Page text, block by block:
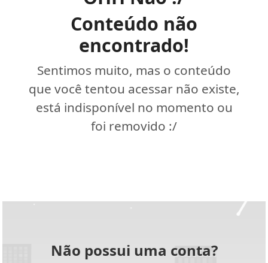
Conteúdo não
encontrado!
Sentimos muito, mas o conteúdo
que você tentou acessar não existe,
está indisponível no momento ou
foi removido :/
Não possui uma conta?